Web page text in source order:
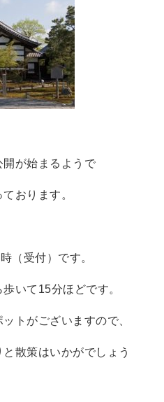
が始まるようで
おります。
（受付）です。
いて15分ほどです。
トがございますので、
散策はいかがでしょう